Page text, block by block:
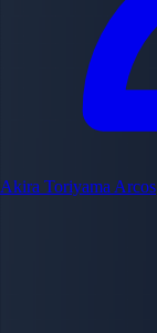
Akira Toriyama Arcos